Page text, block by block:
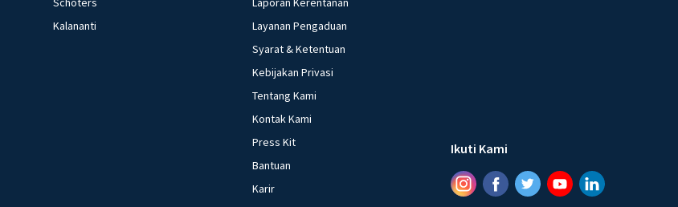
Kalananti
Layanan Pengaduan
Syarat & Ketentuan
Kebijakan Privasi
Tentang Kami
Kontak Kami
Press Kit
Bantuan
Karir
Ikuti Kami